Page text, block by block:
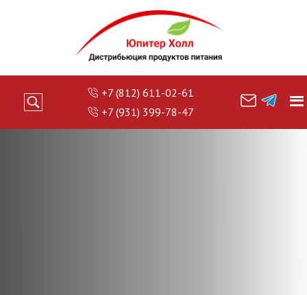
+7 (812) 611-02-61
+7 (931) 399-78-47